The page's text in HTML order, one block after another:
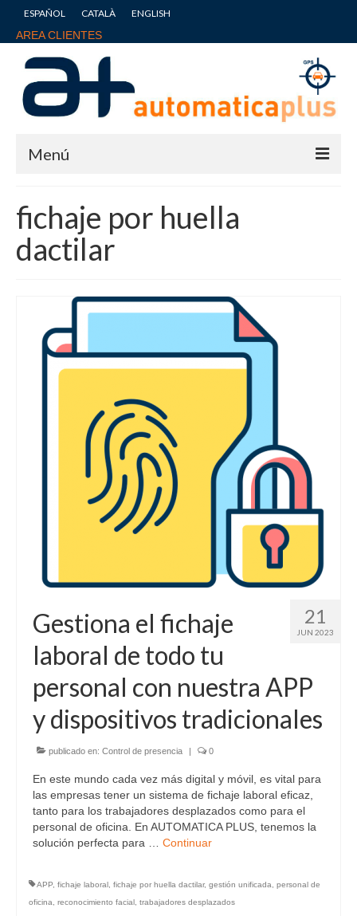
ESPAÑOL CATALÀ ENGLISH
AREA CLIENTES
Menú
Nuestros puntos fuertes
Preguntas frecuentes
Tienda
Blog
Contactar
fichaje por huella
dactilar
21
JUN 2023
Gestiona el fichaje
laboral de todo tu
personal con nuestra APP
y dispositivos tradicionales
publicado en: Control de presencia 0
En este mundo cada vez más digital y móvil, es vital para
las empresas tener un sistema de fichaje laboral eficaz,
tanto para los trabajadores desplazados como para el
personal de oficina. En AUTOMATICA PLUS, tenemos la
solución perfecta para … Continuar
APP, fichaje laboral, fichaje por huella dactilar, gestión unificada, personal de
oficina, reconocimiento facial, trabajadores desplazados